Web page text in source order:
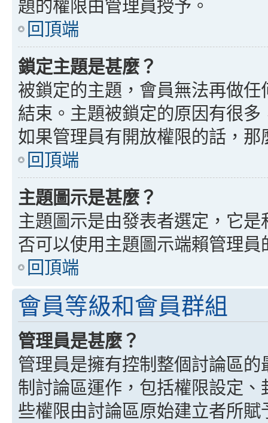
題的權限由管理員授予。
回頂端
鎖定主題是甚麼？
被鎖定的主題，會員無法再做
結束。主題被鎖定的原因有很
如果管理員有開放權限的話，
回頂端
主題圖示是甚麼？
主題圖示是由發表者選定，它
否可以使用主題圖示端賴管理員
回頂端
會員等級和會員群組
管理員是甚麼？
管理員是擁有控制整個討論區
制討論區運作，包括權限設定
些權限由討論區原始建立者所